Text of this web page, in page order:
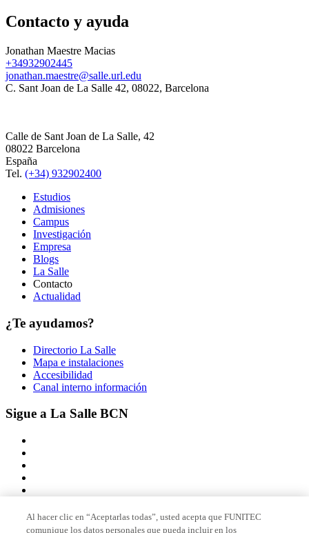
Contacto y ayuda
Jonathan Maestre Macias
+34932902445
jonathan.maestre@salle.url.edu
C. Sant Joan de La Salle 42, 08022, Barcelona
Calle de Sant Joan de La Salle, 42
08022 Barcelona
España
Tel. (+34) 932902400
Estudios
Admisiones
Campus
Investigación
Empresa
Blogs
La Salle
Contacto
Actualidad
¿Te ayudamos?
Directorio La Salle
Mapa e instalaciones
Accesibilidad
Canal interno información
Sigue a La Salle BCN
Al hacer clic en “Aceptarlas todas”, usted acepta que FUNITEC
comunique los datos personales que pueda incluir en los